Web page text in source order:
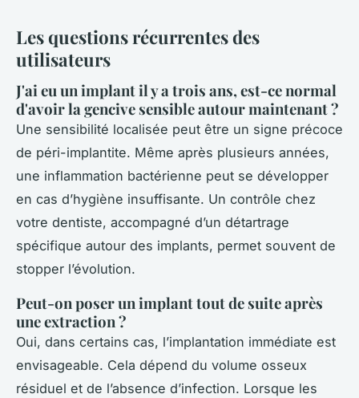
Les questions récurrentes des
utilisateurs
J'ai eu un implant il y a trois ans, est-ce normal
d'avoir la gencive sensible autour maintenant ?
Une sensibilité localisée peut être un signe précoce
de péri-implantite. Même après plusieurs années,
une inflammation bactérienne peut se développer
en cas d’hygiène insuffisante. Un contrôle chez
votre dentiste, accompagné d’un détartrage
spécifique autour des implants, permet souvent de
stopper l’évolution.
Peut-on poser un implant tout de suite après
une extraction ?
Oui, dans certains cas, l’implantation immédiate est
envisageable. Cela dépend du volume osseux
résiduel et de l’absence d’infection. Lorsque les